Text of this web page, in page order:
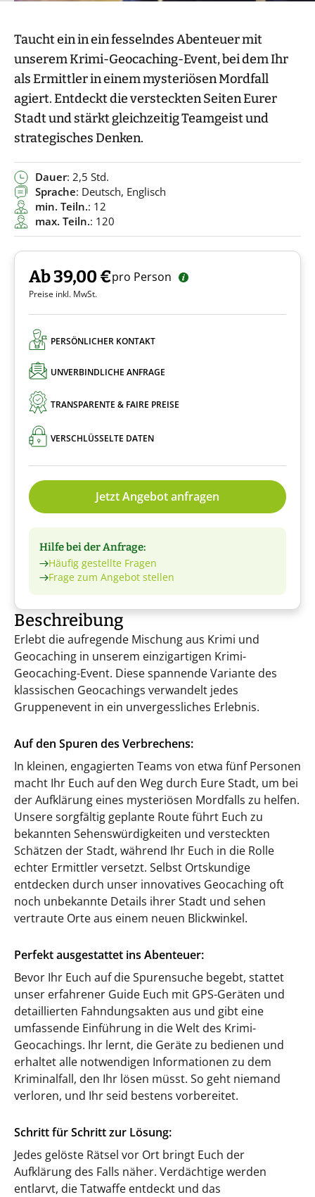
Taucht ein in ein fesselndes Abenteuer mit
unserem Krimi-Geocaching-Event, bei dem Ihr
als Ermittler in einem mysteriösen Mordfall
agiert. Entdeckt die versteckten Seiten Eurer
Stadt und stärkt gleichzeitig Teamgeist und
strategisches Denken.
Dauer: 2,5 Std.
Sprache: Deutsch, Englisch
min. Teiln.: 12
max. Teiln.: 120
Ab 39,00 €pro Person
Preise inkl. MwSt.
PERSÖNLICHER KONTAKT
UNVERBINDLICHE ANFRAGE
TRANSPARENTE & FAIRE PREISE
VERSCHLÜSSELTE DATEN
Jetzt Angebot anfragen
Hilfe bei der Anfrage:
Häufig gestellte Fragen
Frage zum Angebot stellen
Beschreibung
Erlebt die aufregende Mischung aus Krimi und
Geocaching in unserem einzigartigen Krimi-
Geocaching-Event. Diese spannende Variante des
klassischen Geocachings verwandelt jedes
Gruppenevent in ein unvergessliches Erlebnis.
Auf den Spuren des Verbrechens:
In kleinen, engagierten Teams von etwa fünf Personen
macht Ihr Euch auf den Weg durch Eure Stadt, um bei
der Aufklärung eines mysteriösen Mordfalls zu helfen.
Unsere sorgfältig geplante Route führt Euch zu
bekannten Sehenswürdigkeiten und versteckten
Schätzen der Stadt, während Ihr Euch in die Rolle
echter Ermittler versetzt. Selbst Ortskundige
entdecken durch unser innovatives Geocaching oft
noch unbekannte Details ihrer Stadt und sehen
vertraute Orte aus einem neuen Blickwinkel.
Perfekt ausgestattet ins Abenteuer:
Bevor Ihr Euch auf die Spurensuche begebt, stattet
unser erfahrener Guide Euch mit GPS-Geräten und
detaillierten Fahndungsakten aus und gibt eine
umfassende Einführung in die Welt des Krimi-
Geocachings. Ihr lernt, die Geräte zu bedienen und
erhaltet alle notwendigen Informationen zu dem
Kriminalfall, den Ihr lösen müsst. So geht niemand
verloren, und Ihr seid bestens vorbereitet.
Schritt für Schritt zur Lösung:
Jedes gelöste Rätsel vor Ort bringt Euch der
Aufklärung des Falls näher. Verdächtige werden
entlarvt, die Tatwaffe entdeckt und das